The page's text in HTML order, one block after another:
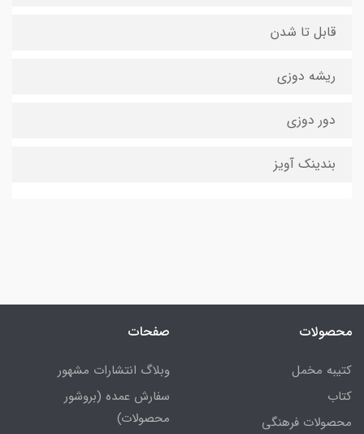
قابل تا شدن
ریشه دوزی
دور دوزی
بندینک آویز
محصولات
کتیبه مخمل
کتاب
محصولات فرهنگی
صفحات
وبلاگ انتشارات مشهور
سفارش عمده (بروشور
محصولات)